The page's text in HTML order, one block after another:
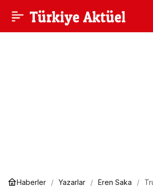
Haberler Yazarlar Eren Saka
Savaş Sanatı: Zamansız